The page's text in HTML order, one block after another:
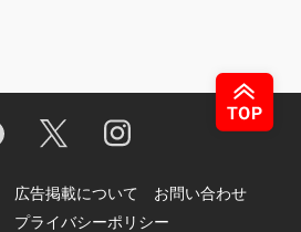
広告掲載について
お問い合わせ
プライバシーポリシー